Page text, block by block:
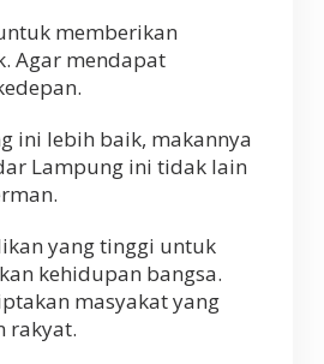
memberikan
Agar mendapat
ini lebih baik, makannya
Lampung ini tidak lain
yang tinggi untuk
kehidupan bangsa.
masyakat yang
rakyat.